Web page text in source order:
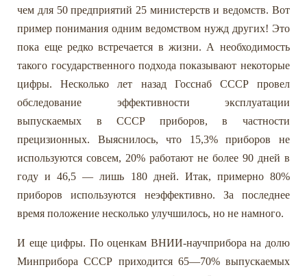
чем для 50 предприятий 25 министерств и ведомств. Вот
пример понимания одним ведомством нужд других! Это
пока еще редко встречается в жизни. А необходимость
такого государственного подхода показывают некоторые
цифры. Несколько лет назад Госснаб СССР провел
обследование эффективности эксплуатации
выпускаемых в СССР приборов, в частности
прецизионных. Выяснилось, что 15,3% приборов не
используются совсем, 20% работают не более 90 дней в
году и 46,5 — лишь 180 дней. Итак, примерно 80%
приборов используются неэффективно. За последнее
время положение несколько улучшилось, но не намного.
И еще цифры. По оценкам ВНИИ-научприбора на долю
Минприбора СССР приходится 65—70% выпускаемых